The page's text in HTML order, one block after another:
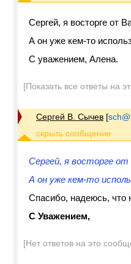
Сергей, я восторге от
А он уже кем-то
С уважением, Алена.
[Показать все ответы на
Сергей В. Сычев [
Сергей, я восторге от
А он уже кем-то
Спасибо, надеюсь, что
С Уважением,
[Нет ответов на это